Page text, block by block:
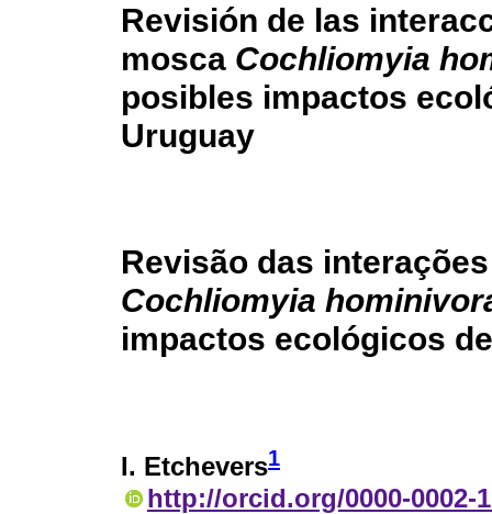
Revisión de las
mosca Cochliomyia
posibles impactos
Uruguay
Revisão das
Cochliomyia
impactos ecológicos
I. Etchevers1
http://orcid.org/0000-0002-